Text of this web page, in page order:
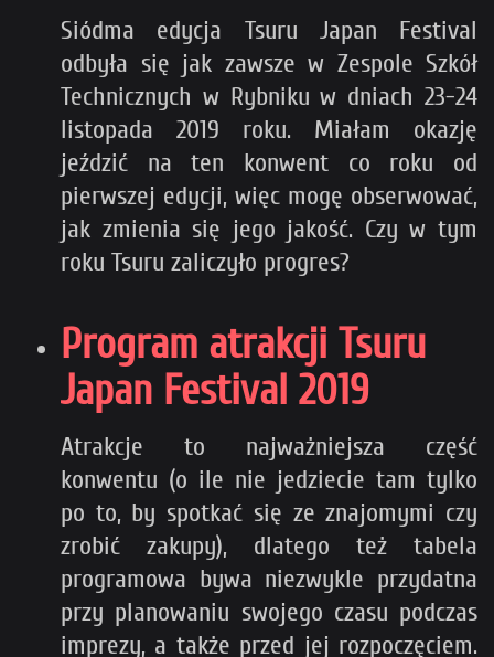
Siódma edycja Tsuru Japan Festival
odbyła się jak zawsze w Zespole Szkół
Technicznych w Rybniku w dniach 23-24
listopada 2019 roku. Miałam okazję
jeździć na ten konwent co roku od
pierwszej edycji, więc mogę obserwować,
jak zmienia się jego jakość. Czy w tym
roku Tsuru zaliczyło progres?
Program atrakcji Tsuru
Japan Festival 2019
Atrakcje to najważniejsza część
konwentu (o ile nie jedziecie tam tylko
po to, by spotkać się ze znajomymi czy
zrobić zakupy), dlatego też tabela
programowa bywa niezwykle przydatna
przy planowaniu swojego czasu podczas
imprezy, a także przed jej rozpoczęciem.